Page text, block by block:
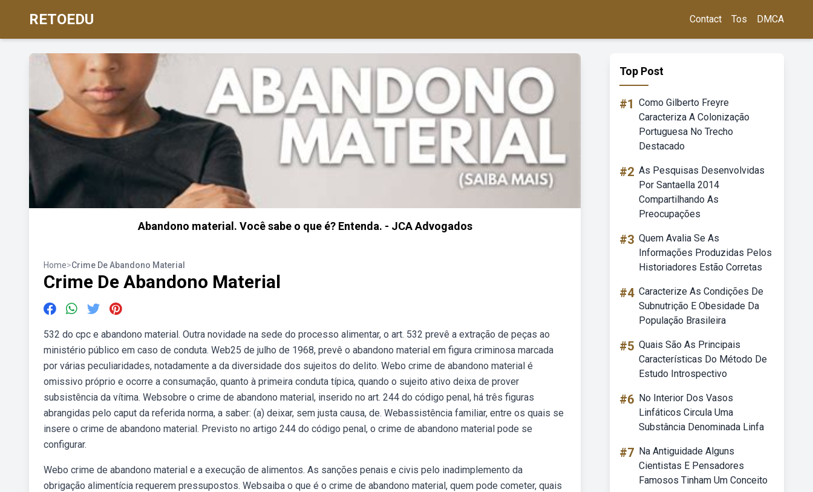
RETOEDU Contact Tos DMCA
Abandono material. Você sabe o que é? Entenda. - JCA Advogados
Home>Crime De Abandono Material
Crime De Abandono Material
532 do cpc e abandono material. Outra novidade na sede do processo alimentar, o art. 532 prevê a extração de peças ao
ministério público em caso de conduta. Web25 de julho de 1968, prevê o abandono material em figura criminosa marcada
por várias peculiaridades, notadamente a da diversidade dos sujeitos do delito. Webo crime de abandono material é
omissivo próprio e ocorre a consumação, quanto à primeira conduta típica, quando o sujeito ativo deixa de prover
subsistência da vítima. Websobre o crime de abandono material, inserido no art. 244 do código penal, há três figuras
abrangidas pelo caput da referida norma, a saber: (a) deixar, sem justa causa, de. Webassistência familiar, entre os quais se
insere o crime de abandono material. Previsto no artigo 244 do código penal, o crime de abandono material pode se
configurar.
Webo crime de abandono material e a execução de alimentos. As sanções penais e civis pelo inadimplemento da
obrigação alimentícia requerem pressupostos. Websaiba o que é o crime de abandono material, quem pode cometer, quais
Top Post
#1 Como Gilberto Freyre
Caracteriza A Colonização
Portuguesa No Trecho
Destacado
#2 As Pesquisas Desenvolvidas
Por Santaella 2014
Compartilhando As
Preocupações
#3 Quem Avalia Se As
Informações Produzidas Pelos
Historiadores Estão Corretas
#4 Caracterize As Condições De
Subnutrição E Obesidade Da
População Brasileira
#5 Quais São As Principais
Características Do Método De
Estudo Introspectivo
#6 No Interior Dos Vasos
Linfáticos Circula Uma
Substância Denominada Linfa
#7 Na Antiguidade Alguns
Cientistas E Pensadores
Famosos Tinham Um Conceito